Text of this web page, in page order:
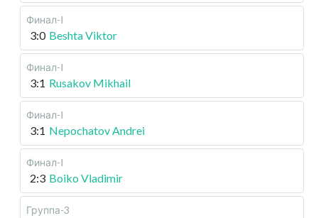
Финал-I
3:0 Beshta Viktor
Финал-I
3:1 Rusakov Mikhail
Финал-I
3:1 Nepochatov Andrei
Финал-I
2:3 Boiko Vladimir
Группа-3